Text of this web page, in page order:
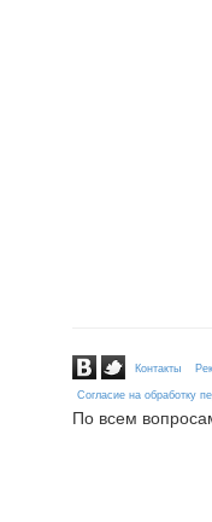
Контакты
Согласие на обработку
По всем